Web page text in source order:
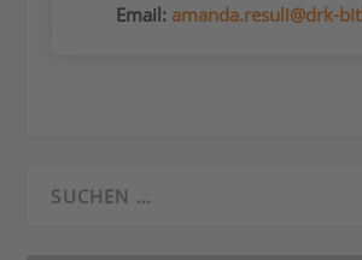
Email: amanda.resuli@drk-